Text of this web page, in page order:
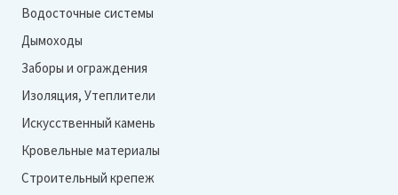
Водосточные системы
Дымоходы
Заборы и ограждения
Изоляция, Утеплители
Искусственный камень
Кровельные материалы
Строительный крепеж